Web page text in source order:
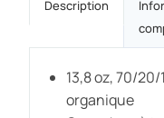
Description
13,8 oz, 70/
organique